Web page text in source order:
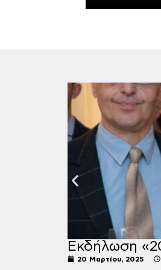
Εκδήλωση
20 Μαρτίου, 2025